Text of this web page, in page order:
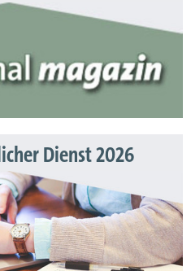
Dienst 2026